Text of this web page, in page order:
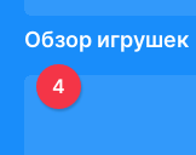
Обзор игрушек
4